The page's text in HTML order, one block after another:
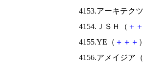
4153.アーキテク
4154.ＪＳＨ（ ＋ ＋
4155.YE（ ＋ ＋ ＋
4156.アメイジア（